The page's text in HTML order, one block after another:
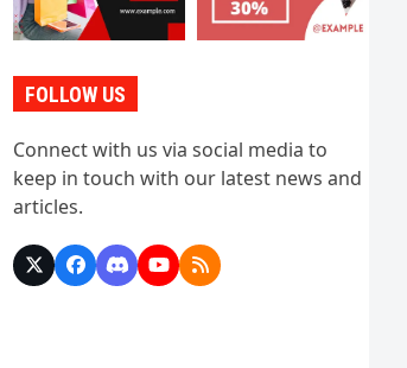
FOLLOW US
Connect with us via social media to
keep in touch with our latest news and
articles.
X Facebook
DiscordYouTube
RSS